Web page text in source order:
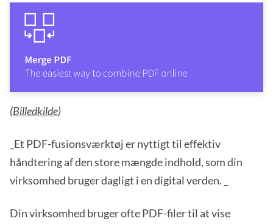
(Billedkilde)
_Et PDF-fusionsværktøj er nyttigt til effektiv
håndtering af den store mængde indhold, som din
virksomhed bruger dagligt i en digital verden. _
Din virksomhed bruger ofte PDF-filer til at vise